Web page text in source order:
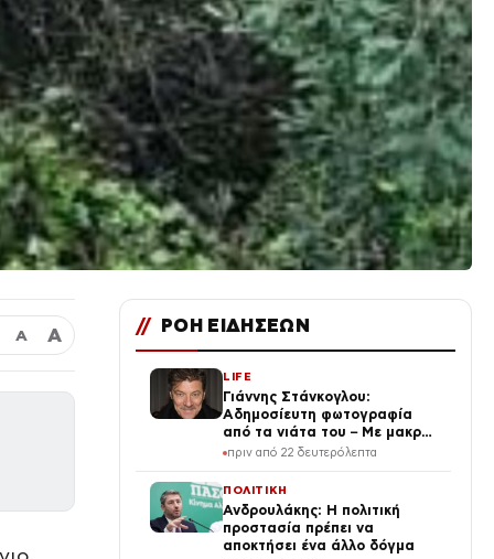
Α Α // ΡΟΗ ΕΙΔΗΣΕΩΝ
LIFE
Γιάννης Στάνκογλου:
Αδημοσίευτη φωτογραφία
από τα νιάτα του – Με μακρύ
μαλλί, τσιγάρο και ουίσκι
πριν από 22 δευτερόλεπτα
ΠΟΛΙΤΙΚΗ
Ανδρουλάκης: Η πολιτική
προστασία πρέπει να
αποκτήσει ένα άλλο δόγμα